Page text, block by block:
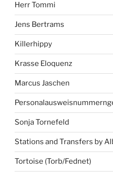
Herr Tommi
Jens Bertrams
Killerhippy
Krasse Eloquenz
Marcus Jaschen
Sonja Tornefeld
Stations and Transfers by
Tortoise (Torb/Fednet)